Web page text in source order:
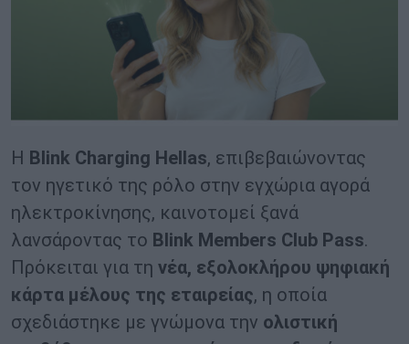
Η Blink Charging Hellas, επιβεβαιώνοντας
τον ηγετικό της ρόλο στην εγχώρια αγορά
ηλεκτροκίνησης, καινοτομεί ξανά
λανσάροντας το Blink Members Club Pass.
Πρόκειται για τη νέα, εξολοκλήρου ψηφιακή
κάρτα μέλους της εταιρείας, η οποία
σχεδιάστηκε με γνώμονα την ολιστική